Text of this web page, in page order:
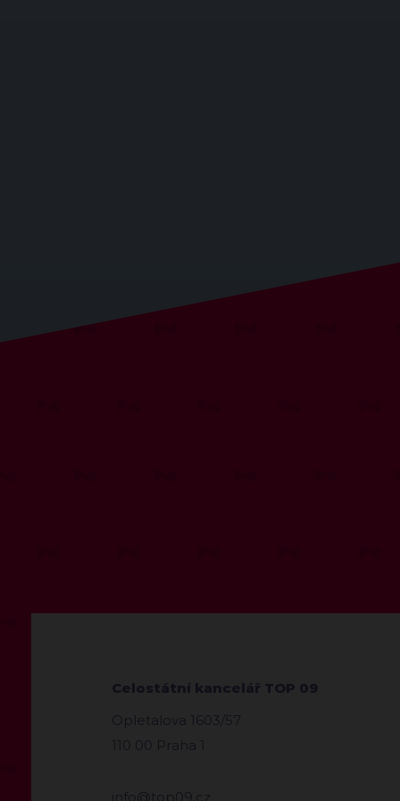
Celostátní kancelář TOP 09
Opletalova 1603/57
110 00 Praha 1
info@top09.cz